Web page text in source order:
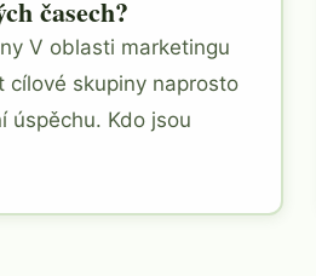
časech?
V oblasti marketingu
cílové skupiny naprosto
úspěchu. Kdo jsou